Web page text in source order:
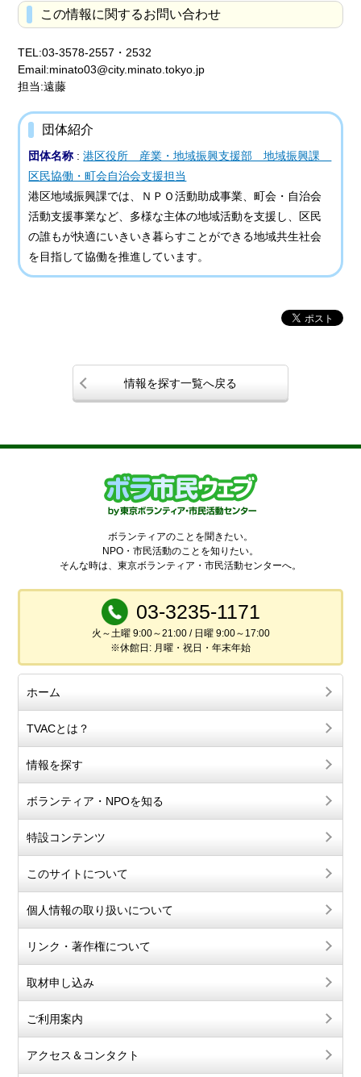
この情報に関するお問い合わせ
TEL:03-3578-2557・2532
Email:minato03@city.minato.tokyo.jp
担当:遠藤
団体紹介
団体名称 :港区役所 産業・地域振興支援部 地域振興課
区民協働・町会自治会支援担当
港区地域振興課では、ＮＰＯ活動助成事業、町会・自治会
活動支援事業など、多様な主体の地域活動を支援し、区民
の誰もが快適にいきいき暮らすことができる地域共生社会
を目指して協働を推進しています。
情報を探す一覧へ戻る
ボランティアのことを聞きたい。
NPO・市民活動のことを知りたい。
そんな時は、東京ボランティア・市民活動センターへ。
03-3235-1171
火～土曜 9:00～21:00 / 日曜 9:00～17:00
※休館日: 月曜・祝日・年末年始
ホーム
TVACとは？
情報を探す
ボランティア・NPOを知る
特設コンテンツ
このサイトについて
個人情報の取り扱いについて
リンク・著作権について
取材申し込み
ご利用案内
アクセス＆コンタクト